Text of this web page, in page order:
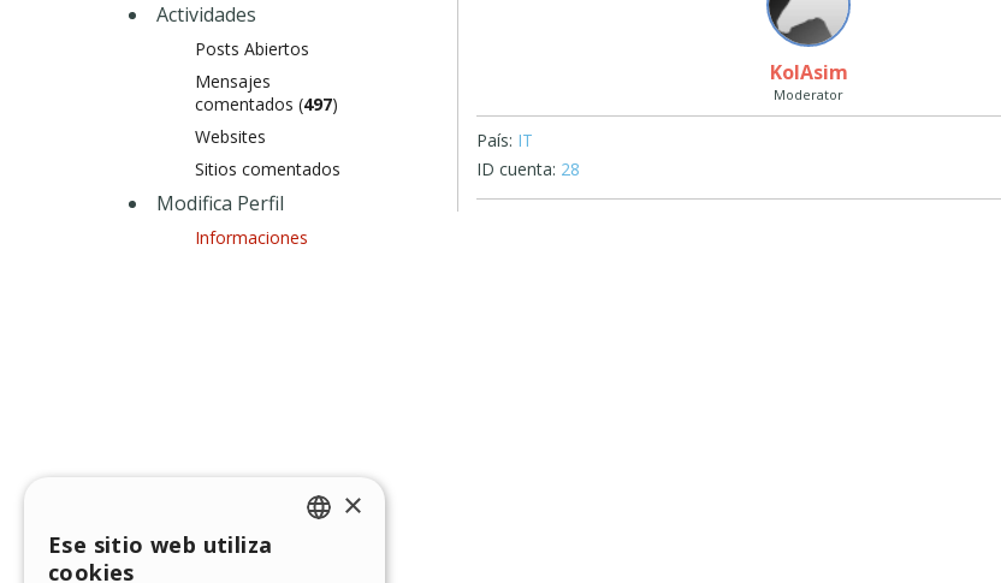
Actividades
Posts Abiertos
Mensajes
comentados (497)
Websites
Sitios comentados
Modifica Perfil
Informaciones
‪ KolAsim ‪ ‪
Moderator
País: IT
ID cuenta: 28
×
Ese sitio web utiliza
cookies